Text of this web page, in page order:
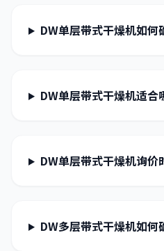
DW单层带式干燥机如何
DW单层带式干燥机适合
DW单层带式干燥机询价
DW多层带式干燥机如何